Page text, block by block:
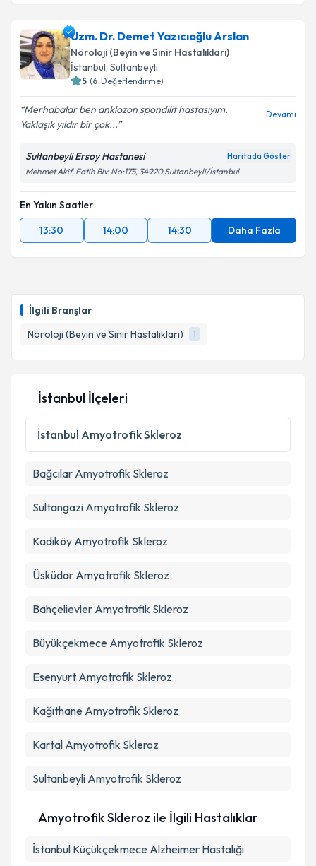
İlgili Branşlar
Nöroloji (Beyin ve Sinir Hastalıkları)
1
Uzm. Dr. Demet Yazıcıoğlu Arslan
Nöroloji (Beyin ve Sinir Hastalıkları)
İstanbul, Sultanbeyli
5 (6 Değerlendirme)
Merhabalar ben anklozon spondilit hastasıyım.
Yaklaşık yıldır bir çok...
Devamı
Sultanbeyli Ersoy Hastanesi Haritada Göster
Mehmet Akif, Fatih Blv. No:175, 34920 Sultanbeyli/İstanbul
En Yakın Saatler
13:30
14:00 14:30 Daha Fazla
İstanbul İlçeleri
İstanbul Amyotrofik Skleroz
Bağcılar Amyotrofik Skleroz
Sultangazi Amyotrofik Skleroz
Kadıköy Amyotrofik Skleroz
Üsküdar Amyotrofik Skleroz
Bahçelievler Amyotrofik Skleroz
Büyükçekmece Amyotrofik Skleroz
Esenyurt Amyotrofik Skleroz
Kağıthane Amyotrofik Skleroz
Kartal Amyotrofik Skleroz
Sultanbeyli Amyotrofik Skleroz
Amyotrofik Skleroz ile İlgili Hastalıklar
İstanbul Küçükçekmece Alzheimer Hastalığı